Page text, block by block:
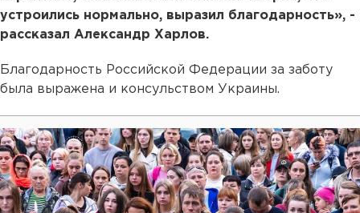
устроились нормально, выразил благодарность», -
рассказал Александр Харлов.
Благодарность Российской Федерации за заботу
была выражена и консульством Украины.